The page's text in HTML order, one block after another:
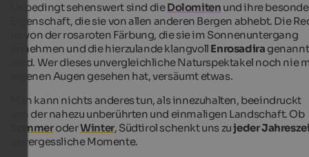
Unbedingt sehenswert sind dieDolomiten und ihre
Eigenschaft, die sie von allen anderen Bergen abhebt. Die
ist von der rosaroten Färbung, die sie im Sonnenuntergang
annehmen und die hierzulande klangvoll Enrosadira genannt
wird. Wer dieses unvergleichliche Naturspektakel noch nie
eigenen Augen gesehen hat, versäumt etwas.
Man kann nichts anderes tun, als innezuhalten, beeindruckt
von der nahezu unberührten und einmaligen Landschaft. Ob
SommeroderWinter, Südtirol schenkt uns zujeder
unvergessliche Momente.